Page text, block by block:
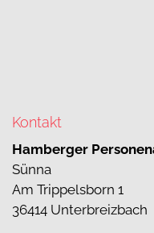
Kontakt
Hamberger
Sünna
Am Trippelsborn 1
36414 Unterbreizbach